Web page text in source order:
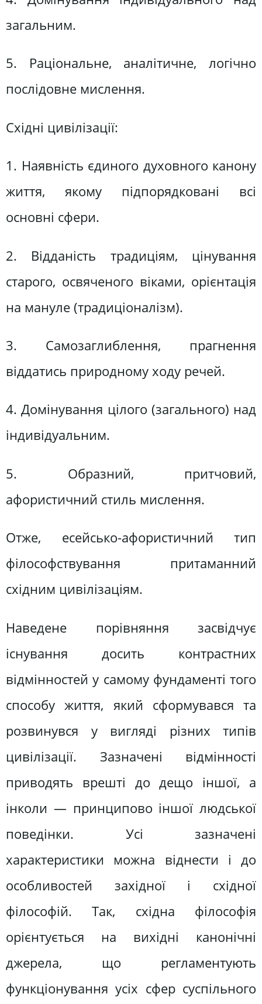
загальним.
5. Раціональне, аналітичне, логічно
послідовне мислення.
Східні цивілізації:
1. Наявність єдиного духовного канону
життя, якому підпорядковані всі
основні сфери.
2. Відданість традиціям, цінування
старого, освяченого віками, орієнтація
на мануле (традиціоналізм).
3. Самозаглиблення, прагнення
віддатись природному ходу речей.
4. Домінування цілого (загального) над
індивідуальним.
5. Образний, притчовий,
афористичний стиль мислення.
Отже, есейсько-афористичний тип
філософствування притаманний
східним цивілізаціям.
Наведене порівняння засвідчує
існування досить контрастних
відмінностей у самому фундаменті того
способу життя, який сформувався та
розвинувся у вигляді різних типів
цивілізації. Зазначені відмінності
приводять врешті до дещо іншої, а
інколи — принципово іншої людської
поведінки. Усі зазначені
характеристики можна віднести і до
особливостей західної і східної
філософій. Так, східна філософія
орієнтується на вихідні канонічні
джерела, що регламентують
функціонування усіх сфер суспільного